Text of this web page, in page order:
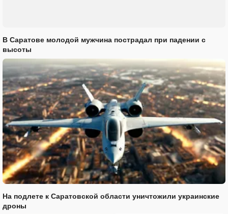
В Саратове молодой мужчина пострадал при падении с
высоты
На подлете к Саратовской области уничтожили украинские
дроны